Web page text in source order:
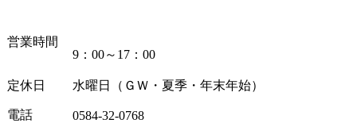
営業時間
9：00～17：00
定休日 水曜日（ＧＷ・夏季・年末年始）
電話 0584-32-0768